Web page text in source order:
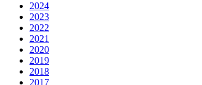
2024
2023
2022
2021
2020
2019
2018
2017